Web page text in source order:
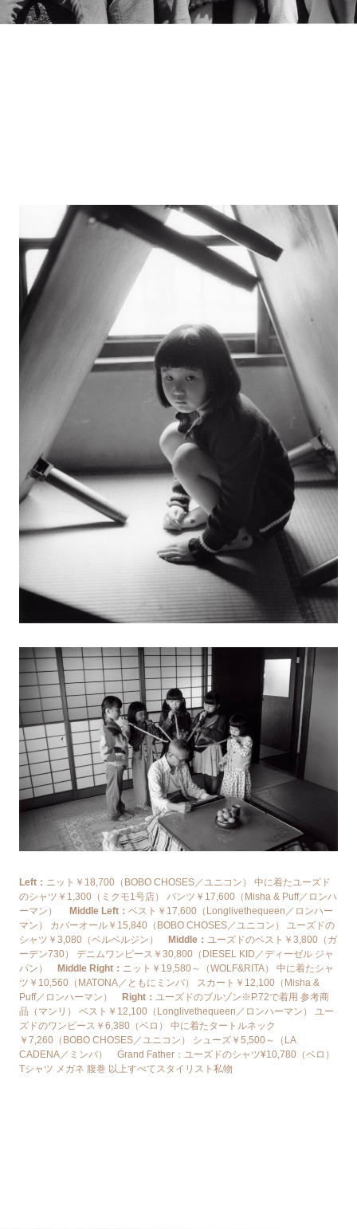
Left： ニット￥18,700（BOBO CHOSES／ユニコン） 中に着たユーズド
のシャツ￥1,300（ミクモ1号店） パンツ￥17,600（Misha & Puff／ロンハ
ーマン）
Middle Left： ベスト￥17,600（Longlivethequeen／ロンハー
マン） カバーオール￥15,840（BOBO CHOSES／ユニコン） ユーズドの
シャツ￥3,080（ベルベルジン）
Middle： ユーズドのベスト￥3,800（ガ
ーデン730） デニムワンピース￥30,800（DIESEL KID／ディーゼル ジャ
パン）
Middle Right： ニット￥19,580～（WOLF&RITA） 中に着たシャ
ツ￥10,560（MATONA／ともにミンバ） スカート￥12,100（Misha &
Puff／ロンハーマン）
Right： ユーズドのブルゾン※P.72で着用 参考商
品（マンリ） ベスト￥12,100（Longlivethequeen／ロンハーマン） ユー
ズドのワンピース￥6,380（ベロ） 中に着たタートルネック
￥7,260（BOBO CHOSES／ユニコン） シューズ￥5,500～（LA
CADENA／ミンバ） Grand Father：ユーズドのシャツ¥10,780（ベロ）
Tシャツ メガネ 腹巻 以上すべてスタイリスト私物